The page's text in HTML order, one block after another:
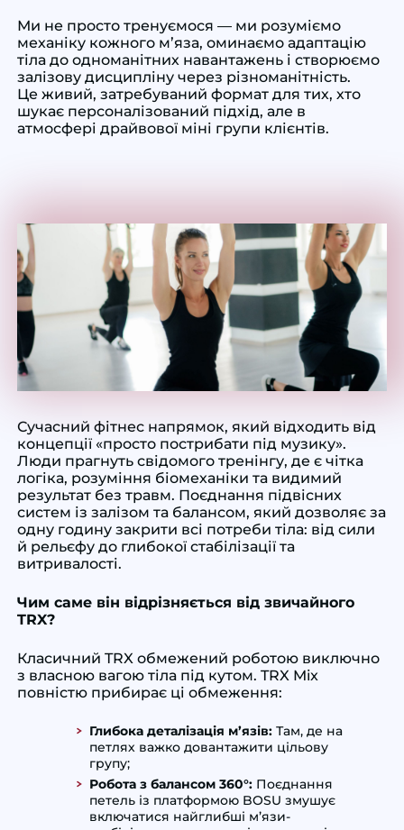
Ми не просто тренуємося — ми розуміємо
механіку кожного м’яза, оминаємо адаптацію
тіла до одноманітних навантажень і створюємо
залізову дисципліну через різноманітність.
Це живий, затребуваний формат для тих, хто
шукає персоналізований підхід, але в
атмосфері драйвової міні групи клієнтів.
Сучасний фітнес напрямок, який відходить від
концепції «просто пострибати під музику».
Люди прагнуть свідомого тренінгу, де є чітка
логіка, розуміння біомеханіки та видимий
результат без травм. Поєднання підвісних
систем із залізом та балансом, який дозволяє за
одну годину закрити всі потреби тіла: від сили
й рельєфу до глибокої стабілізації та
витривалості.
Чим саме він відрізняється від звичайного
TRX?
Класичний TRX обмежений роботою виключно
з власною вагою тіла під кутом. TRX Mix
повністю прибирає ці обмеження:
Глибока деталізація м’язів: Там, де на
петлях важко довантажити цільову
групу;
Робота з балансом 360°: Поєднання
петель із платформою BOSU змушує
включатися найглибші м’язи-